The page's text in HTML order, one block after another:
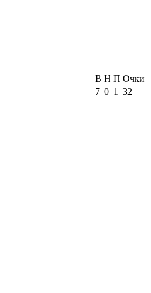
В Н П Очки
7 0 1 32